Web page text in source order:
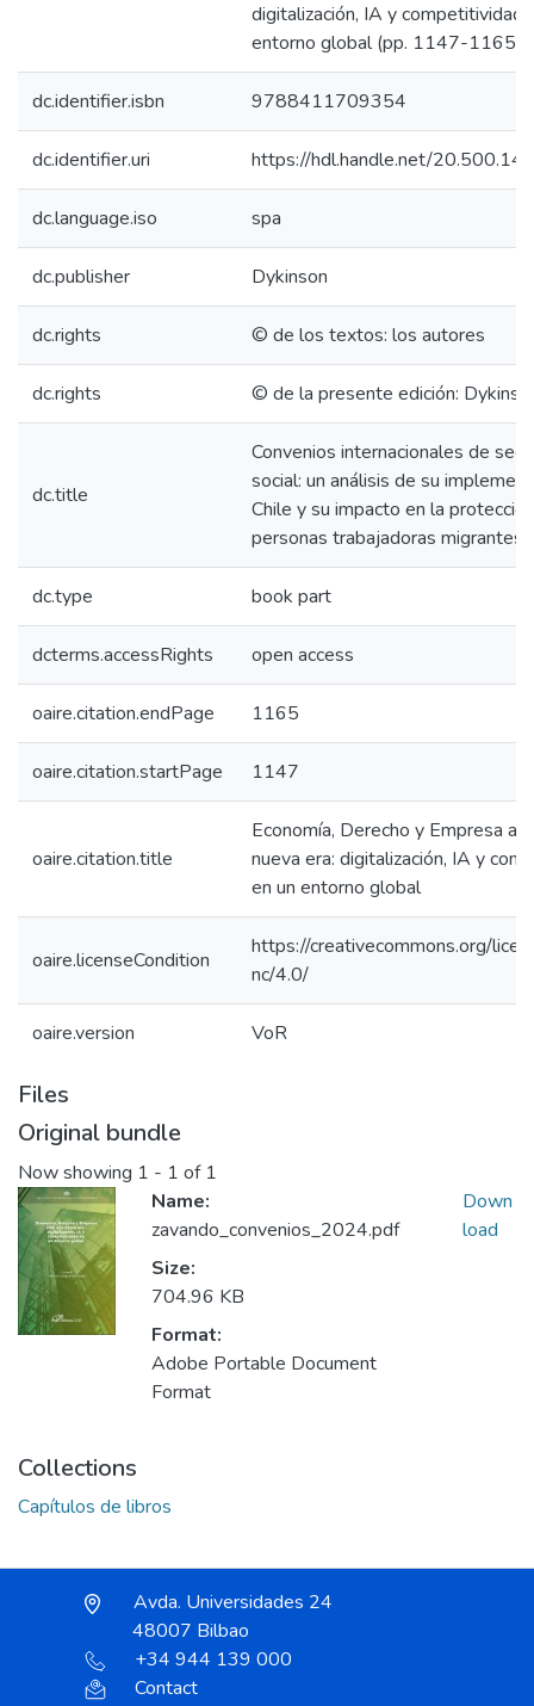
digitalización, IA y competitividad
entorno global (pp. 1147-1165).
dc.identifier.isbn 9788411709354
dc.identifier.uri https://hdl.handle.net/
dc.language.iso spa
dc.publisher Dykinson
dc.rights © de los textos: los autores
dc.rights © de la presente edición:
dc.title
Convenios internacionales de
social: un análisis de su
Chile y su impacto en la
personas trabajadoras migrantes
dc.type book part
dcterms.accessRights open access
oaire.citation.endPage 1165
oaire.citation.startPage 1147
oaire.citation.title
Economía, Derecho y Empresa
nueva era: digitalización, IA y
en un entorno global
oaire.licenseCondition
https://creativecommons.org/
nc/4.0/
oaire.version VoR
Files
Original bundle
Now showing 1 - 1 of 1
Name:
zavando_convenios_2024.pdf
Size:
704.96 KB
Format:
Adobe Portable Document
Format
Down
load
Collections
Capítulos de libros
Avda. Universidades 24
48007 Bilbao
+34 944 139 000
Contact